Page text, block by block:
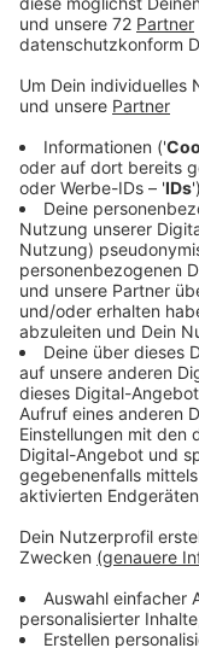
Das ist die Raupe
die Juckreiz,
Marien-Kita in
Gelände
aus Telgte im
Diese Schafwoll-
Wochen
Nachfrage nach
die Universität
geworden und
Es gibt
Schweiz,
dass alle, die bei
auf die Natur zu
– bislang saugen
Nester ab oder
ein.